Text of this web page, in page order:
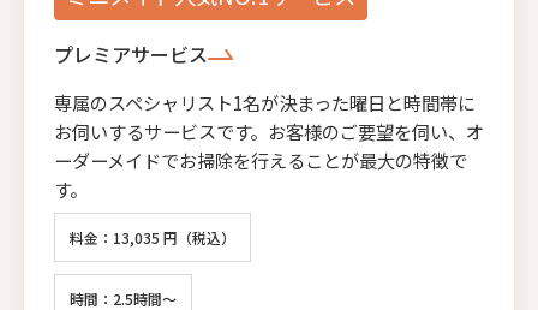
プレミアサービス
専属のスペシャリスト1名が決まった曜日と時間帯に
お伺いするサービスです。お客様のご要望を伺い、オ
ーダーメイドでお掃除を行えることが最大の特徴で
す。
料金：13,035 円（税込）
時間：2.5時間～